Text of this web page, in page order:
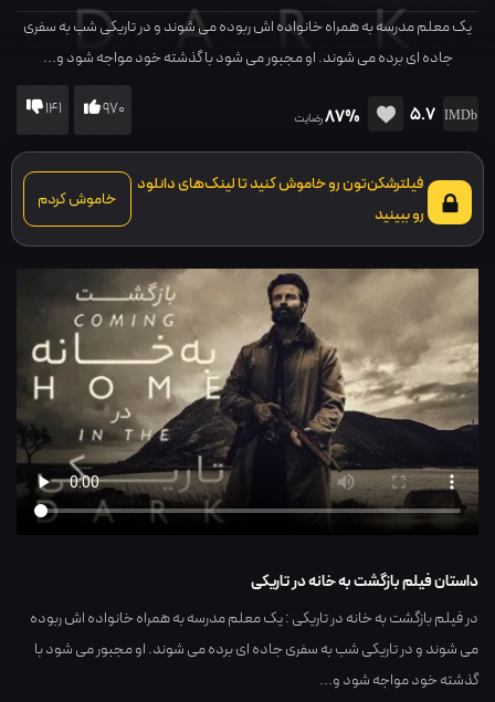
یک معلم مدرسه به همراه خانواده اش ربوده می شوند و در تاریکی شب به سفری
جاده ای برده می شوند. او مجبور می شود با گذشته خود مواجه شود و...
5.7
87%رضایت 970
141
فیلترشکن‌تون رو خاموش کنید تا لینک‌های دانلود
رو ببینید
خاموش کردم
داستان فیلم بازگشت به خانه در تاریکی
در فیلم بازگشت به خانه در تاریکی : یک معلم مدرسه به همراه خانواده اش ربوده
می شوند و در تاریکی شب به سفری جاده ای برده می شوند. او مجبور می شود با
گذشته خود مواجه شود و...